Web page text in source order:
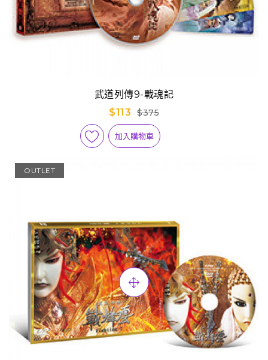
武道列傳9-戰魂記
$113
$375
加入購物車
OUTLET